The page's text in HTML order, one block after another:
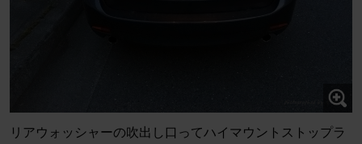
リアウォッシャーの吹出し口ってハイマウントストップラ